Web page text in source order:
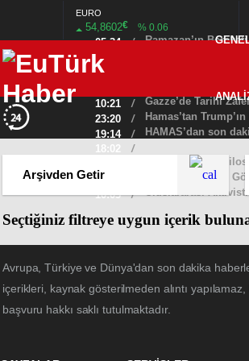
EURO
54,8602€ % 0.06
05:34 /
Ramazan’ın
08:36
23:44
10:21
/
Gazze’de Tarihi
23:20
/
Hamas’tan
19:14
/
HAMAS’dan son
18:02
/
21:35
Gazze’ye Yardım
10:05
/ Uluslararası
Seçtiğiniz filtreye uygun içerik
Avrupa, Türkiye ve Dünya'dan son dakika
içerikleri, kaynak gösterilmeden alıntı
başvuru hakkı saklı tutulmaktadır.